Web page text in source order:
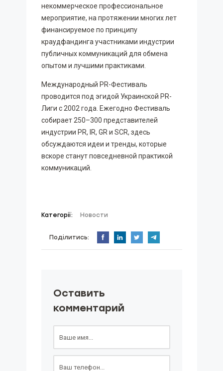
некоммерческое профессиональное
мероприятие, на протяжении многих лет
финансируемое по принципу
краудфандинга участниками индустрии
публичных коммуникаций для обмена
опытом и лучшими практиками.
Международный PR-Фестиваль
проводится под эгидой Украинской PR-
Лиги с 2002 года. Ежегодно Фестиваль
собирает 250–300 представителей
индустрии PR, IR, GR и SCR, здесь
обсуждаются идеи и тренды, которые
вскоре станут повседневной практикой
коммуникаций.
Категорії: Новости
Поділитись:
Оставить
комментарий